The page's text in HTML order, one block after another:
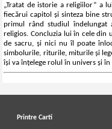
„Tratat de istorie a religiilor” a
fiecărui capitol și sinteza bine
primul rând studiul îndelungat
religios. Concluzia lui în cele din
de sacru, și nici nu îl poate
simbolurile, riturile, miturile și
își va înțelege rolul în univers și
Printre Carti